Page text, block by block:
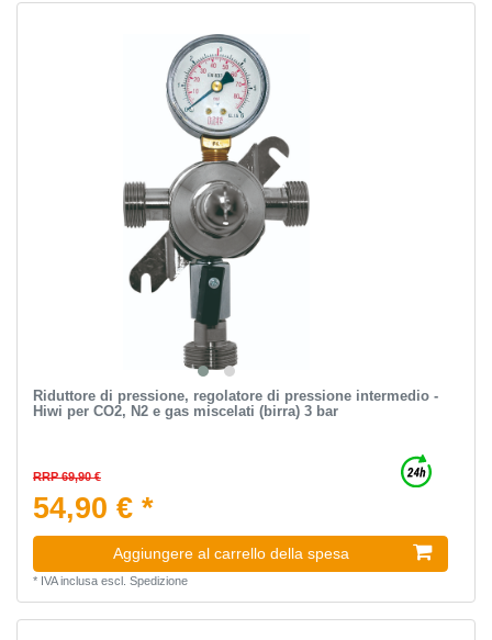
Riduttore di pressione, regolatore di pressione intermedio -
Hiwi per CO2, N2 e gas miscelati (birra) 3 bar
RRP 69,90 €
54,90 € *
Aggiungere al carrello della spesa
* IVA inclusaescl. Spedizione